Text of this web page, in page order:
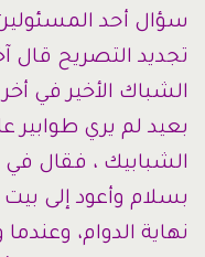
سؤال أحد
تجديد التصريح قال
الشباك الأخير في
بعيد لم يري طوابير
الشبابيك ، فقال
بسلام وأعود إلى
نهاية الدوام،